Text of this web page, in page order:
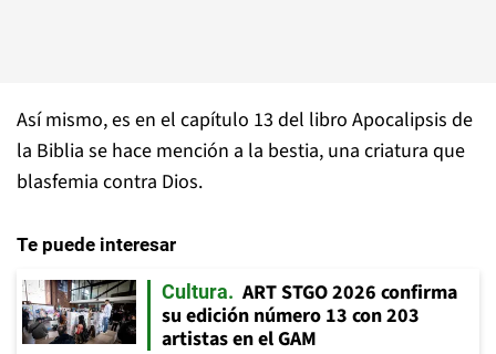
Así mismo, es en el capítulo 13 del libro Apocalipsis de
la Biblia se hace mención a la bestia, una criatura que
blasfemia contra Dios.
Te puede interesar
Cultura
ART STGO 2026 confirma
su edición número 13 con 203
artistas en el GAM